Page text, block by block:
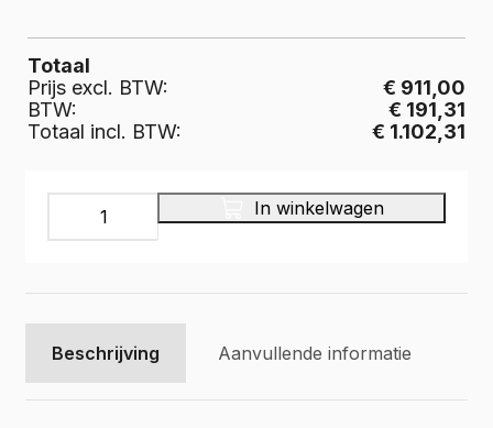
Totaal
Prijs excl. BTW:
€ 911,00
BTW:
€ 191,31
Totaal incl. BTW:
€ 1.102,31
INFINITY
Bedrijfswageninrichting,
In winkelwagen
Beschrijving Aanvullende informatie